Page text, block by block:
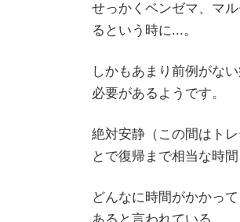
せっかくベンゼマ、マ
るという時に...。
しかもあまり前例がな
必要があるようです。
絶対安静（この間はト
とで復帰まで相当な時
どんなに時間がかかっ